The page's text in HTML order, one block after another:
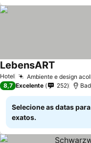
Hotel Ambiente e design
LebensART
8,7 Excelente 252
Selecione as datas
exatos.